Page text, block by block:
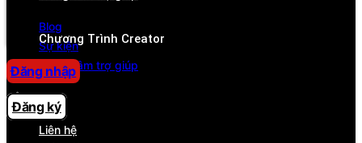
Chương Trình Creator
Đăng nhập
Đăng ký
Blog
Sự kiện
Trung tâm trợ giúp
CÔNG TY
Liên hệ